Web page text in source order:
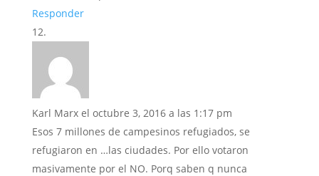
Responder
Karl Marx el octubre 3, 2016 a las 1:17 pm
Esos 7 millones de campesinos refugiados, se
refugiaron en …las ciudades. Por ello votaron
masivamente por el NO. Porq saben q nunca